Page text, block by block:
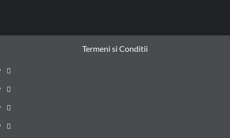
Termeni si Conditii
Prima
pagină
Știri
de
ultima
Administrație
locală
Actualitate